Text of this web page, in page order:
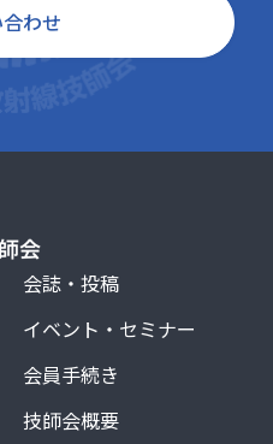
わせ
会誌・投稿
イベント・セミナー
会員手続き
技師会概要